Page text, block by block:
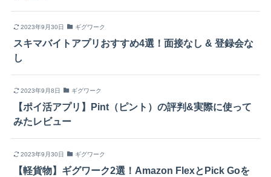
2023年9月30日 ギグワーク
スキマバイトアプリおすすめ4選！面接なし & 登録会な
し
2023年9月8日 ギグワーク
【ポイ活アプリ】Pint（ピント）の評判&実際に使って
みたレビュー
2023年9月30日 ギグワーク
【軽貨物】ギグワーク2選！Amazon FlexとPick Goを